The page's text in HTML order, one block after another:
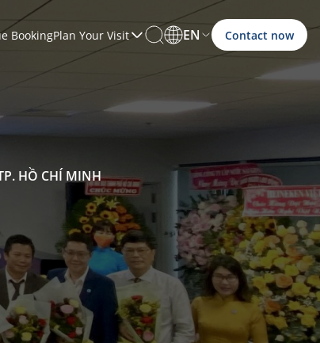
View all
View all
View all
View all
View all
BookingPlan Your Visit EN Contact now
HỒ CHÍ MINH